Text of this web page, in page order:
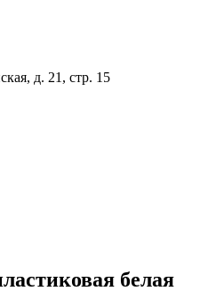
д. 21, стр. 15
белая